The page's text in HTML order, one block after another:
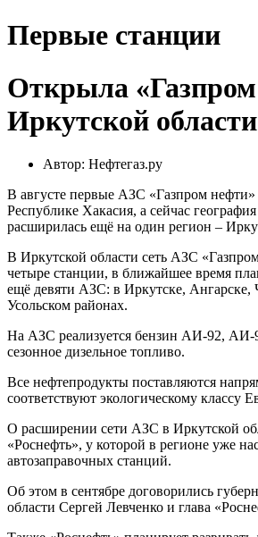
Первые станции
Открыла
Иркутской области
Автор: Нефтегаз.ру
В августе первые АЗС «Газпром нефти»
Республике Хакасия, а сейчас
расширилась ещё на один регион –
В Иркутской области сеть АЗС
четыре станции, в ближайшее время
ещё девяти АЗС: в Иркутске, Ангарске,
Усольском районах.
На АЗС реализуется бензин АИ-92,
сезонное дизельное топливо.
Все нефтепродукты поставляются
соответствуют экологическому классу
О расширении сети АЗС в Иркутской
«Роснефть», у которой в регионе уже
автозаправочных станций.
Об этом в сентябре договорились
области Сергей Левченко и глава